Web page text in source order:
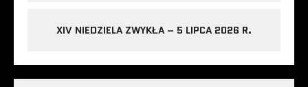
XIV NIEDZIELA ZWYKŁA – 5 LIPCA 2026 R.